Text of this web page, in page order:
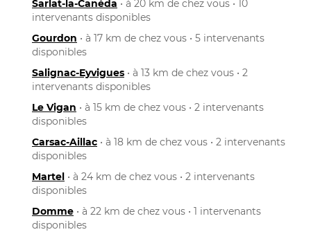
Sarlat-la-Canéda • à 20 km de chez vous • 10
intervenants disponibles
Gourdon • à 17 km de chez vous • 5 intervenants
disponibles
Salignac-Eyvigues • à 13 km de chez vous • 2
intervenants disponibles
Le Vigan • à 15 km de chez vous • 2 intervenants
disponibles
Carsac-Aillac • à 18 km de chez vous • 2 intervenants
disponibles
Martel • à 24 km de chez vous • 2 intervenants
disponibles
Domme • à 22 km de chez vous • 1 intervenants
disponibles